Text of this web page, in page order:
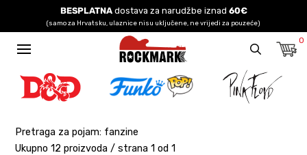
BESPLATNAdostava za narudžbe iznad 60€
(samo za Hrvatsku, ulaznice nisu uključene, ne vrijedi za pouzeće)
0
Pretraga za pojam: fanzine
Ukupno 12 proizvoda / strana 1 od 1